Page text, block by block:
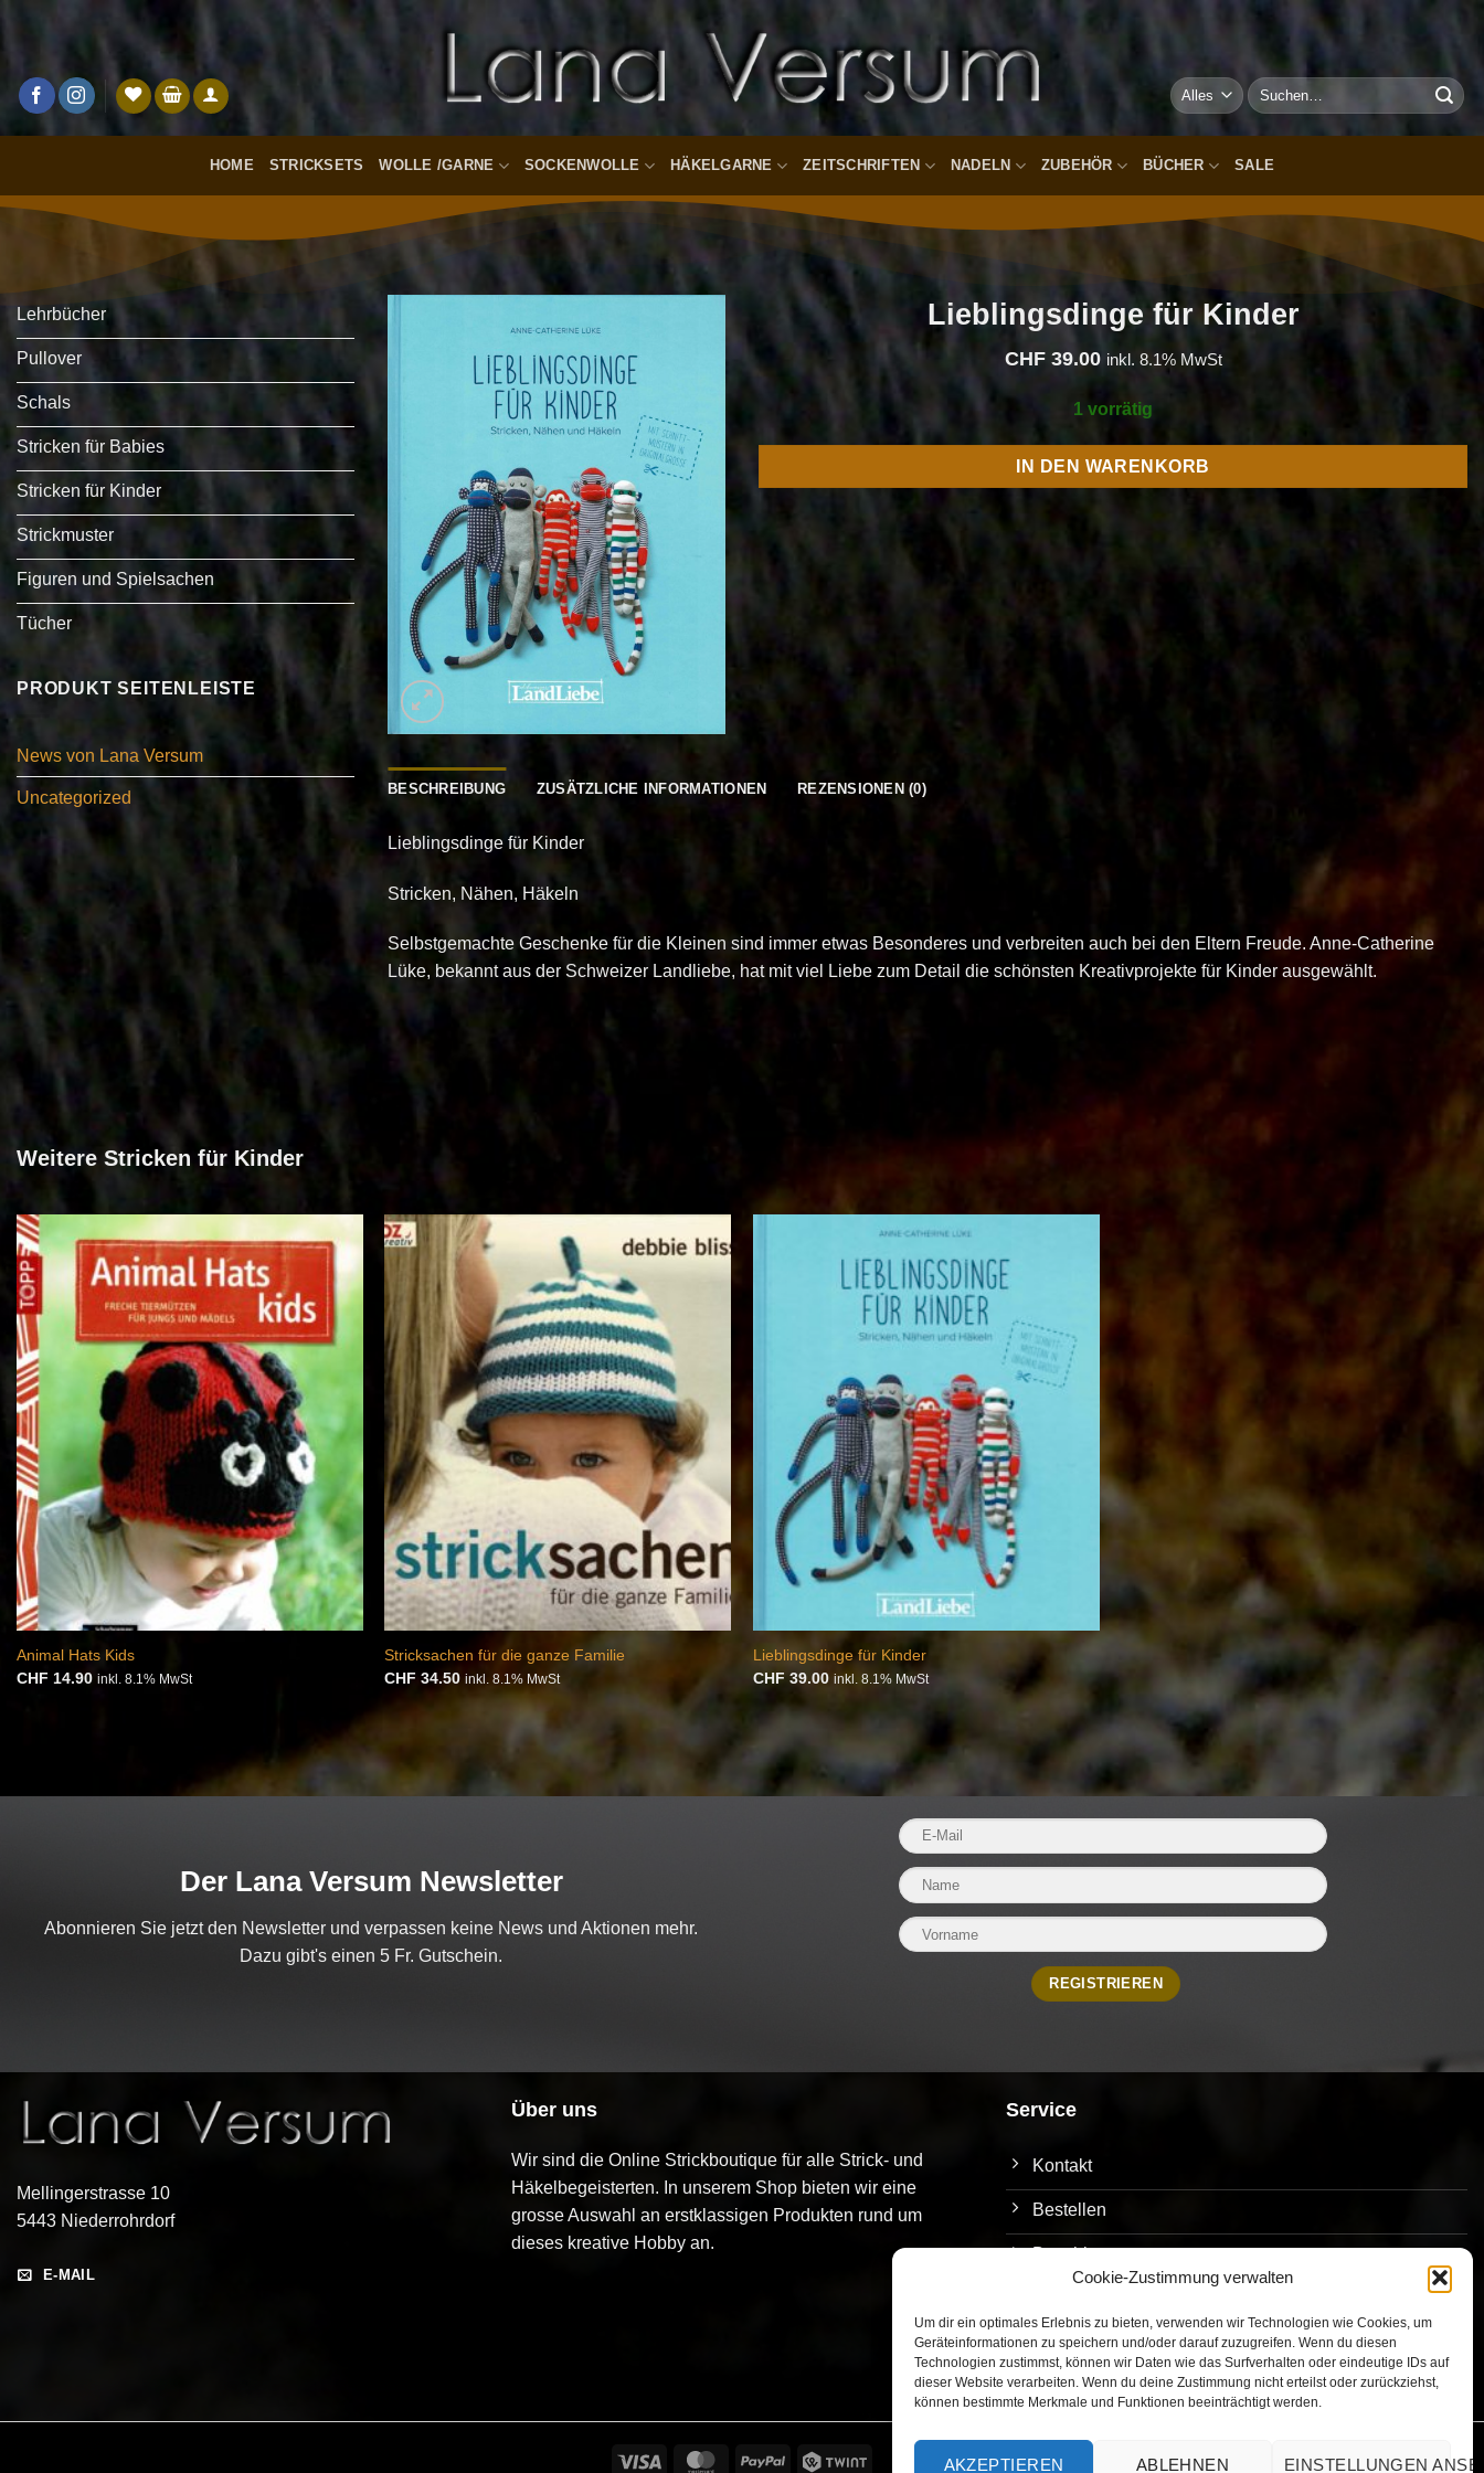
Cookie-Zustimmung verwalten
Um dir ein optimales Erlebnis zu bieten, verwenden wir Technologien wie Cookies, um
Geräteinformationen zu speichern und/oder darauf zuzugreifen. Wenn du diesen
Technologien zustimmst, können wir Daten wie das Surfverhalten oder eindeutige IDs auf
dieser Website verarbeiten. Wenn du deine Zustimmung nicht erteilst oder zurückziehst,
können bestimmte Merkmale und Funktionen beeinträchtigt werden.
AKZEPTIEREN ABLEHNEN EINSTELLUNGEN
Suchen
nach:
HOME STRICKSETS WOLLE /GARNE SOCKENWOLLE HÄKELGARNE ZEITSCHRIFTEN NADELN ZUBEHÖR BÜCHER SALE
Lehrbücher
Pullover
Schals
Stricken für Babies
Stricken für Kinder
Strickmuster
Figuren und Spielsachen
Tücher
PRODUKT SEITENLEISTE
News von Lana Versum
Uncategorized
Wunschliste
Lieblingsdinge für Kinder
CHF39.00 inkl. 8.1% MwSt
1 vorrätig
IN DEN WARENKORB
BESCHREIBUNG ZUSÄTZLICHE INFORMATIONEN REZENSIONEN (0)
Lieblingsdinge für Kinder
Stricken, Nähen, Häkeln
Selbstgemachte Geschenke für die Kleinen sind immer etwas Besonderes und verbreiten auch bei den Eltern Freude. Anne-Catherine
Lüke, bekannt aus der Schweizer Landliebe, hat mit viel Liebe zum Detail die schönsten Kreativprojekte für Kinder ausgewählt.
Weitere Stricken für Kinder
Wunschliste
Animal Hats Kids
CHF 14.90 inkl. 8.1% MwSt
Wunschliste
Stricksachen für die ganze Familie
CHF 34.50 inkl. 8.1% MwSt
Lieblingsdinge für Kinder
CHF39.00 inkl. 8.1% MwSt
Der Lana Versum Newsletter
Abonnieren Sie jetzt den Newsletter und verpassen keine News und Aktionen mehr.
Dazu gibt's einen 5 Fr. Gutschein.
Mellingerstrasse 10
5443 Niederrohrdorf
E-MAIL
Über uns
Wir sind die Online Strickboutique für alle Strick- und
Häkelbegeisterten. In unserem Shop bieten wir eine
grosse Auswahl an erstklassigen Produkten rund um
dieses kreative Hobby an.
Service
Kontakt
Bestellen
Bezahlen
Umtausch/Rückgabe
Visa MasterCardPayPal Twint